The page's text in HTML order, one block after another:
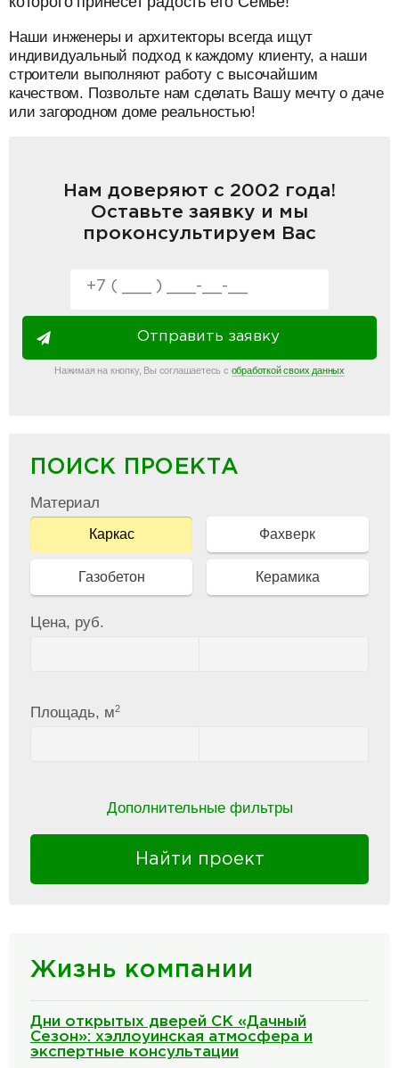
Наши инженеры и архитекторы всегда ищут
индивидуальный подход к каждому клиенту, а наши
строители выполняют работу с высочайшим
качеством. Позвольте нам сделать Вашу мечту о даче
или загородном доме реальностью!
Нам доверяют с 2002 года!
Оставьте заявку и мы
проконсультируем Вас
Отправить заявку
Нажимая на кнопку, Вы соглашаетесь с обработкой своих данных
ПОИСК ПРОЕКТА
Материал
Каркас Фахверк
Газобетон Керамика
Цена, руб.
Площадь, м2
Дополнительные фильтры
Найти проект
Жизнь компании
Дни открытых дверей СК «Дачный
Сезон»: хэллоуинская атмосфера и
экспертные консультации